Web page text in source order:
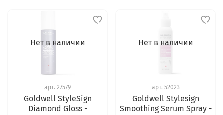
Нет в наличии
арт. 27579
Goldwell StyleSign
Diamond Gloss -
Нет в наличии
арт. 52023
Goldwell Stylesign
Smoothing Serum Spray -